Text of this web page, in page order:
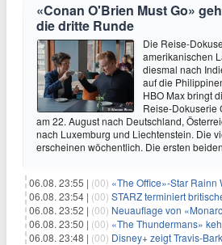
«Conan O'Brien Must Go»
die dritte Runde
Die Reise-
amerikanischen
diesmal nach
auf die
HBO Max bringt
Reise-Dokuserie
am 22. August nach Deutschland,
nach Luxemburg und Liechtenstein. Die
erscheinen wöchentlich. Die ersten
06.08. 23:55 | (00) «The Office»-Star Rainn Wilson spricht
06.08. 23:54 | (00) STARZ terminiert
06.08. 23:52 | (00) Neuauflage von «Monarch of
06.08. 23:50 | (00) «The Thundermans»
06.08. 23:48 | (00) Disney+ zeigt Travis-